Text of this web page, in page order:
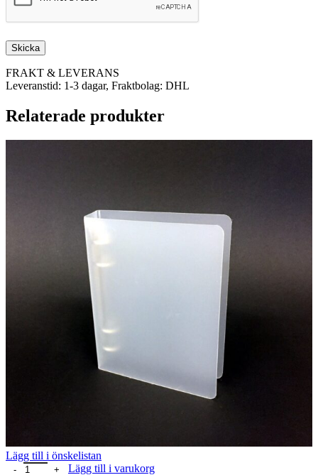
FRAKT & LEVERANS
Leveranstid: 1-3 dagar, Fraktbolag: DHL
Relaterade produkter
Lägg till i önskelistan
Pärm A6 270x160mm frostad PP 10-pack mängd
Lägg till i varukorg